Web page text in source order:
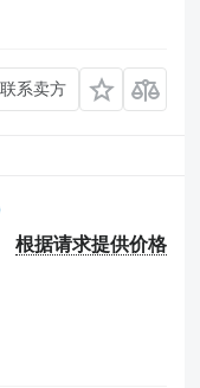
联系卖方
根据请求提供价格